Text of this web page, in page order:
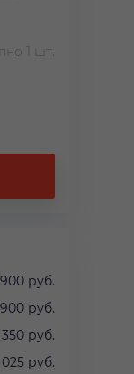
1 шт.
руб.
руб.
руб.
025 руб.